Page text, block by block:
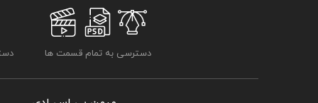
دسترسی به تمام قسمت ها